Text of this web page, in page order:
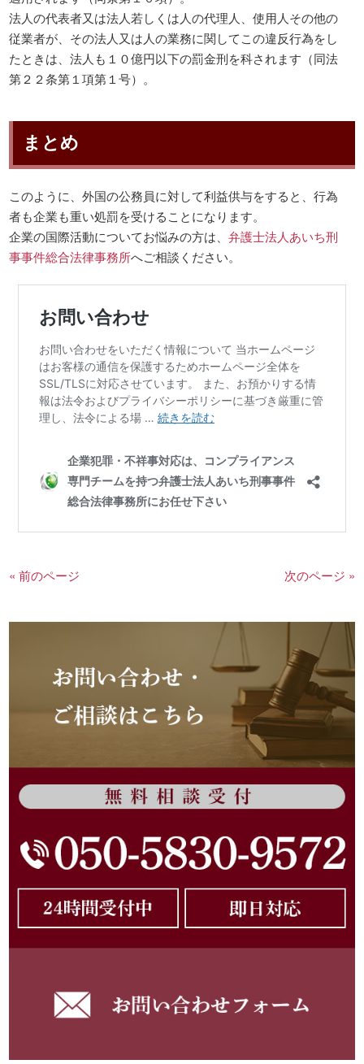
法人の代表者又は法人若しくは人の代理人、使用人その他の
従業者が、その法人又は人の業務に関してこの違反行為をし
たときは、法人も１０億円以下の罰金刑を科されます（同法
第２２条第１項第１号）。
まとめ
このように、外国の公務員に対して利益供与をすると、行為
者も企業も重い処罰を受けることになります。
企業の国際活動についてお悩みの方は、弁護士法人あいち刑
事事件総合法律事務所へご相談ください。
« 前のページ 次のページ »